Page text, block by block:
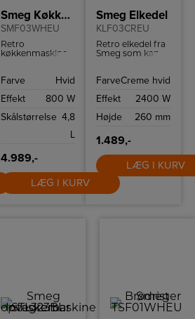
Smeg Køkkenmaskine
SMF03WHEU
Retro
køkkenmaskine
og
Farve
Hvid
Effekt
800 W
Skålstørrelse 4,8
L
4.989,-
LÆG I KURV
Smeg Elkedel
KLF03CREU
Retro elkedel fra
Smeg som kan
tørkogningssikring
ved 100ºC.
FarveCreme hvid
Effekt
2400 W
Højde
260 mm
1.489,-
LÆG I KURV